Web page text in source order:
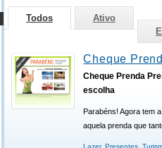
Todos
Ativo
Cheque
Cheque Prenda
escolha
Parabéns! Agora tem
aquela prenda que
Lazer,Presentes ,